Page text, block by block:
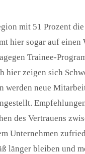
mit 51 Prozent
hier sogar auf
Trainee-
zeigen sich
werden neue
des Vertrauens
Unternehmen
länger bleiben und